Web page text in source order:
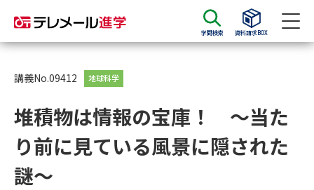
学問検索 資料請求BOX
資料請求
大学・短大の資料種類から請求
大学パンフ
講義No.09412 地球科学
堆積物は情報の宝庫！ ～当た
り前に見ている風景に隠された
謎～